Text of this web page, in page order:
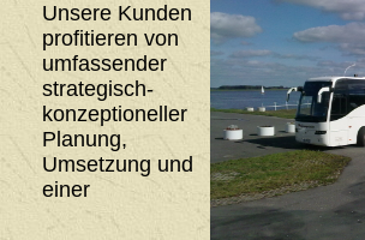
Unsere Kunden
profitieren von
umfassender
strategisch-
konzeptioneller
Planung,
Umsetzung und
einer